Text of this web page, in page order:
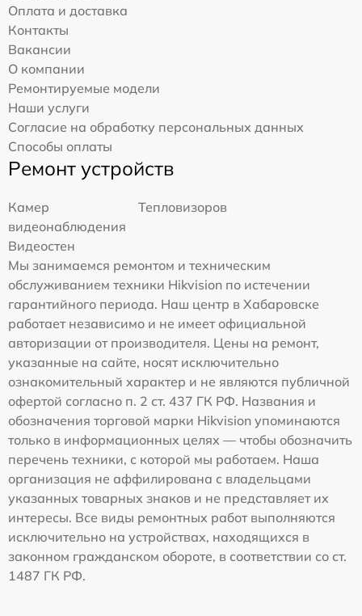
Оплата и доставка
Контакты
Вакансии
О компании
Ремонтируемые модели
Наши услуги
Согласие на обработку персональных данных
Способы оплаты
Ремонт устройств
Камер
видеонаблюдения
Тепловизоров
Видеостен
Мы занимаемся ремонтом и техническим
обслуживанием техники Hikvision по истечении
гарантийного периода. Наш центр в Хабаровске
работает независимо и не имеет официальной
авторизации от производителя. Цены на ремонт,
указанные на сайте, носят исключительно
ознакомительный характер и не являются публичной
офертой согласно п. 2 ст. 437 ГК РФ. Названия и
обозначения торговой марки Hikvision упоминаются
только в информационных целях — чтобы обозначить
перечень техники, с которой мы работаем. Наша
организация не аффилирована с владельцами
указанных товарных знаков и не представляет их
интересы. Все виды ремонтных работ выполняются
исключительно на устройствах, находящихся в
законном гражданском обороте, в соответствии со ст.
1487 ГК РФ.